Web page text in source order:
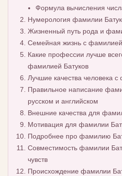
Формула вычисления
Нумерология фамилии
Жизненный путь рода и
Семейная жизнь с фамилией
Какие профессии лучше
фамилией Батуков
Лучшие качества человека
Правильное написание
русском и английском
Внешние качества для
Мотивация для фамилии
Подробнее про фамилию
Совместимость фамилии
чувств
Происхождение фамилии